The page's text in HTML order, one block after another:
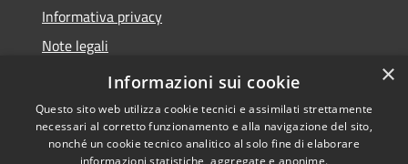
Informativa privacy
Note legali
Dichiarazione di accessibilità
×
Informazioni sui cookie
Questo sito web utilizza cookie tecnici e assimilati strettamente
necessari al corretto funzionamento e alla navigazione del sito,
nonché un cookie tecnico analitico al solo fine di elaborare
informazioni statistiche, aggregate e anonime.